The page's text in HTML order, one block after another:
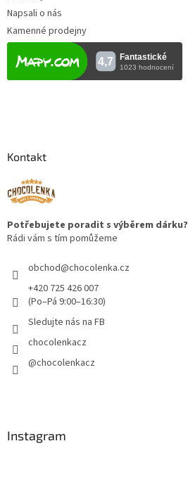
Napsali o nás
Kamenné prodejny
Kontakt
Potřebujete poradit s výběrem dárku?
Rádi vám s tím pomůžeme
obchod@chocolenka.cz
+420 725 426 007
(Po–Pá 9:00–16:30)
Sledujte nás na FB
chocolenkacz
@chocolenkacz
Instagram